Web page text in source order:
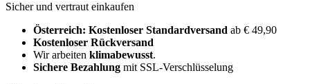
Sicher und vertraut einkaufen
Österreich: Kostenloser Standardversand ab € 49,90
Kostenloser Rückversand
Wir arbeiten klimabewusst.
Sichere Bezahlung mit SSL-Verschlüsselung